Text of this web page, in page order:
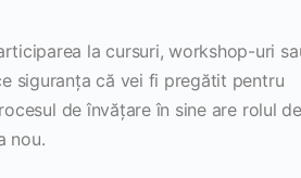
la cursuri, workshop-uri
siguranța că vei fi pregătit pentru
de învățare în sine are rolul
nou.